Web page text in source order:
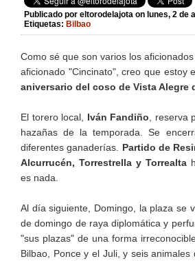
Publicado por eltorodelajota on lunes, 2 de
Etiquetas: Bilbao
Como sé que son varios los
aficionado "Cincinato", creo que estoy
aniversario del coso de Vista Alegre
El torero local, Iván Fandiño , reserva
hazañas de la temporada. Se
diferentes ganaderías. Partido de
Alcurrucén, Torrestrella y Torrealta
es nada.
Al día siguiente, Domingo, la plaza se
de domingo de raya diplomática y
"sus plazas" de una forma
Bilbao, Ponce y el Juli, y seis animales